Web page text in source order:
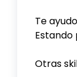
Te
Otras